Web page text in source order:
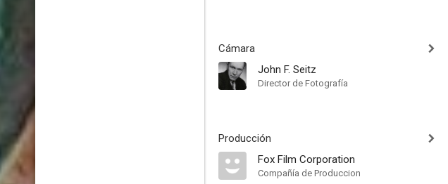
Cámara
John F. Seitz
Director de Fotografía
Producción
Fox Film Corporation
Compañía de Produccion